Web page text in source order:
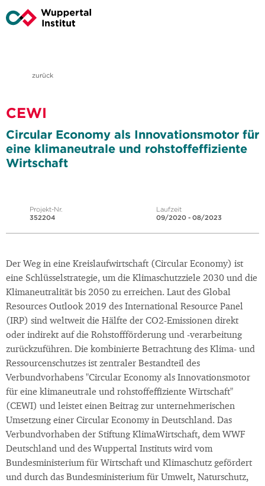
zurück
CEWI
Circular Economy als Innovationsmotor für
eine klimaneutrale und rohstoffeffiziente
Wirtschaft
Projekt-Nr.
352204
Laufzeit
09/2020 - 08/2023
Der Weg in eine Kreislaufwirtschaft (Circular Economy) ist
eine Schlüsselstrategie, um die Klimaschutzziele 2030 und die
Klimaneutralität bis 2050 zu erreichen. Laut des Global
Resources Outlook 2019 des International Resource Panel
(IRP) sind weltweit die Hälfte der CO2-Emissionen direkt
oder indirekt auf die Rohstoffförderung und -verarbeitung
zurückzuführen. Die kombinierte Betrachtung des Klima- und
Ressourcenschutzes ist zentraler Bestandteil des
Verbundvorhabens "Circular Economy als Innovationsmotor
für eine klimaneutrale und rohstoffeffiziente Wirtschaft"
(CEWI) und leistet einen Beitrag zur unternehmerischen
Umsetzung einer Circular Economy in Deutschland. Das
Verbundvorhaben der Stiftung KlimaWirtschaft, dem WWF
Deutschland und des Wuppertal Instituts wird vom
Bundesministerium für Wirtschaft und Klimaschutz gefördert
und durch das Bundesministerium für Umwelt, Naturschutz,